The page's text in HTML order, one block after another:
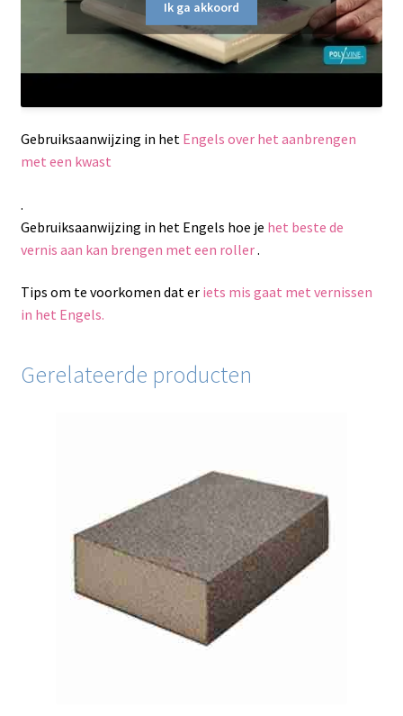
Ik ga akkoord
Gebruiksaanwijzing in het Engels over het aanbrengen
met een kwast
.
Gebruiksaanwijzing in het Engels hoe je het beste de
vernis aan kan brengen met een roller.
Tips om te voorkomen dat er iets mis gaat met vernissen
in het Engels.
Gerelateerde producten